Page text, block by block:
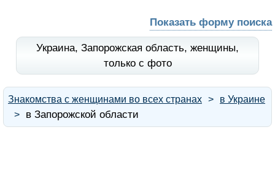
Показать форму поиска
Украина, Запорожская область, женщины,
только с фото
Знакомства с женщинами во всех странах в Украине
в Запорожской области